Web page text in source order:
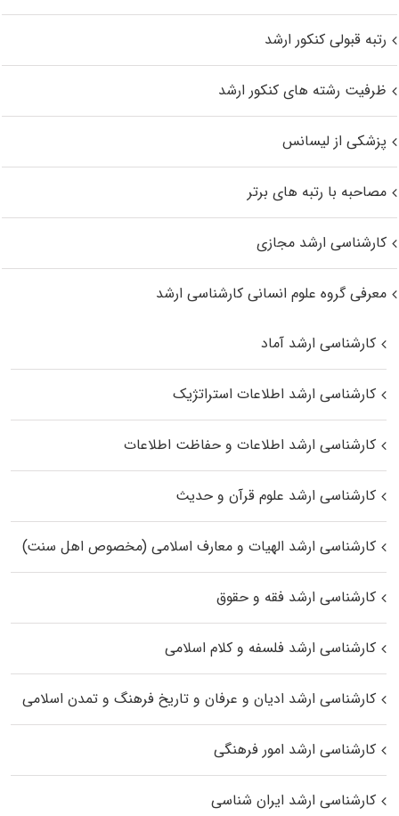
رتبه قبولی کنکور ارشد
ظرفیت رشته های کنکور ارشد
پزشکی از لیسانس
مصاحبه با رتبه های برتر
کارشناسی ارشد مجازی
معرفی گروه علوم انسانی کارشناسی ارشد
کارشناسی ارشد آماد
کارشناسی ارشد اطلاعات استراتژیک
کارشناسی ارشد اطلاعات و حفاظت اطلاعات
کارشناسی ارشد علوم قرآن و حدیث
کارشناسی ارشد الهیات و معارف اسلامی (مخصوص اهل سنت)
کارشناسی ارشد فقه و حقوق
کارشناسی ارشد فلسفه و کلام اسلامی
کارشناسی ارشد ادیان و عرفان و تاریخ فرهنگ و تمدن اسلامی
کارشناسی ارشد امور فرهنگی
کارشناسی ارشد ایران شناسی